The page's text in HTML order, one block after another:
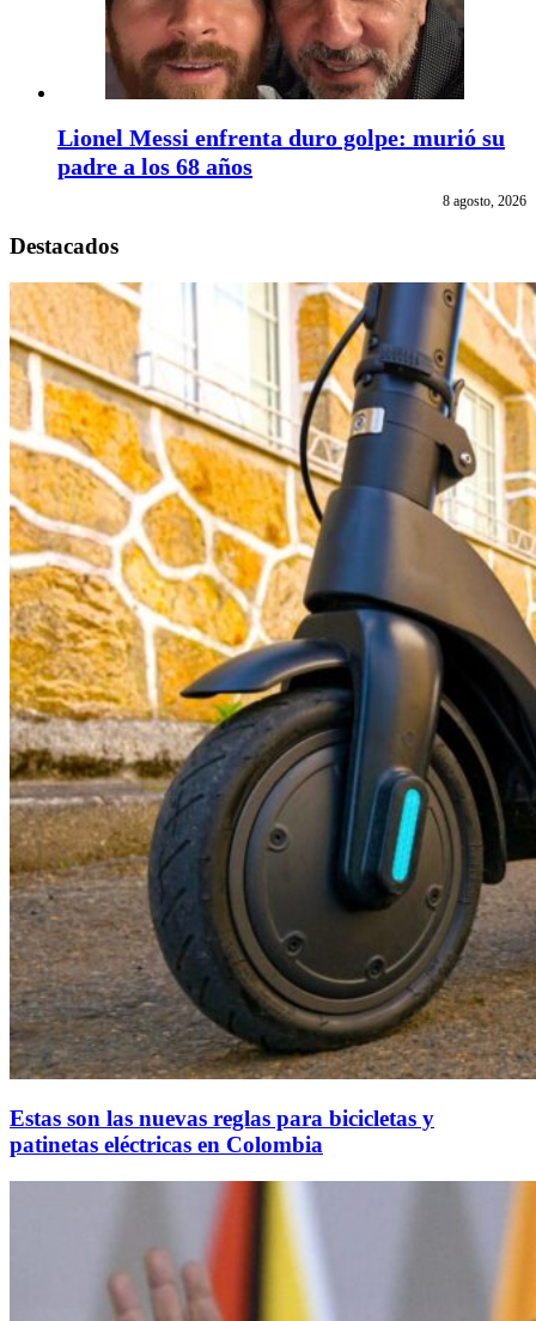
Lionel Messi enfrenta duro golpe: murió su
padre a los 68 años
8 agosto, 2026
Destacados
Estas son las nuevas reglas para bicicletas y
patinetas eléctricas en Colombia